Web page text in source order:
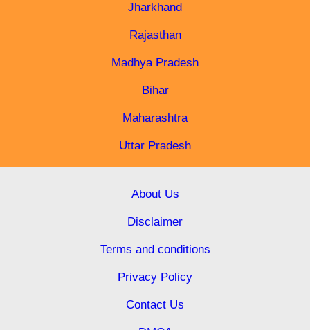
Jharkhand
Rajasthan
Madhya Pradesh
Bihar
Maharashtra
Uttar Pradesh
About Us
Disclaimer
Terms and conditions
Privacy Policy
Contact Us